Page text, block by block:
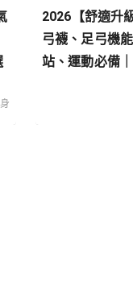
2026【舒適升
弓襪、足弓機
站、運動必備